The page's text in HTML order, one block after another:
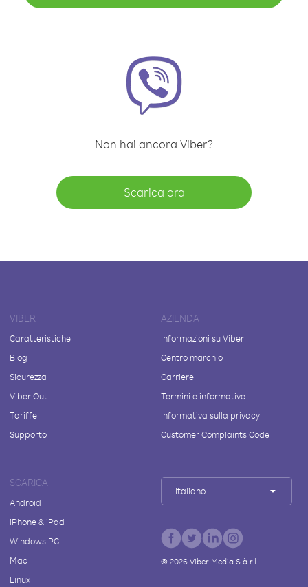
Non hai ancora Viber?
Scarica ora
VIBER
Caratteristiche
Blog
Sicurezza
Viber Out
Tariffe
Supporto
AZIENDA
Informazioni su Viber
Centro marchio
Carriere
Termini e informative
Informativa sulla privacy
Customer Complaints Code
SCARICA
Android
iPhone & iPad
Windows PC
Mac
Linux
Italiano
© 2026Viber Media S.à r.l.